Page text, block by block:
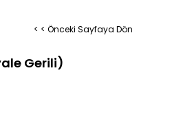
< < Önceki Sayfaya Dön
Gerili)